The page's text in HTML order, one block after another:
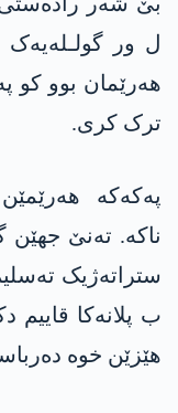
ل ور
ھەرێمان بوو کو
ترک کری.
پەکەکە
ناکە. تەنێ
ستراتەژیک
ب پلانەکا قاییم
ھێزێن خوە